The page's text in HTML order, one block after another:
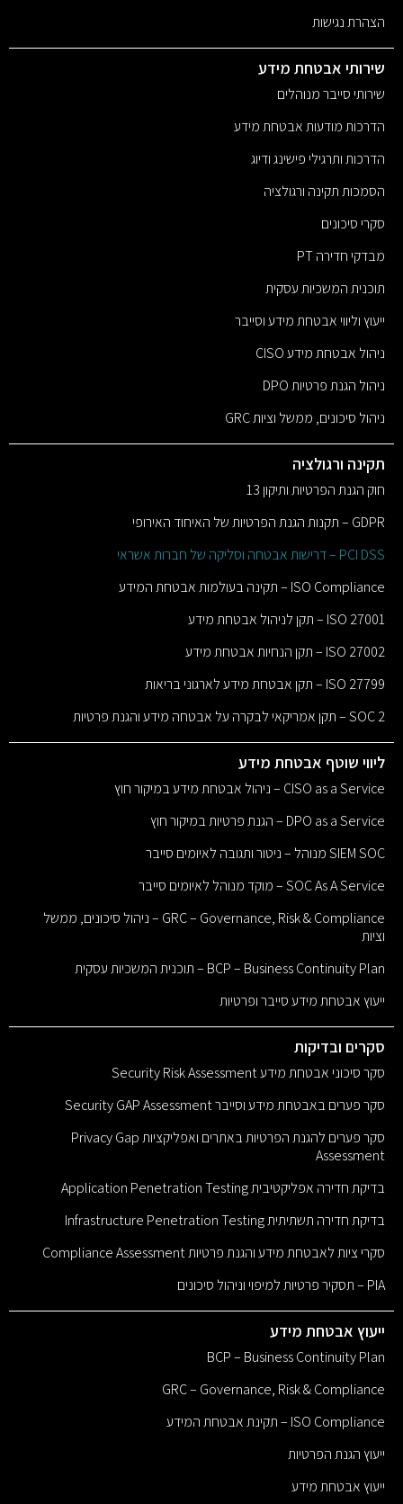
הצהרת נגישות
שירותי אבטחת מידע
שירותי סייבר מנוהלים
הדרכות מודעות אבטחת מידע
הדרכות ותרגילי פישינג ודיוג
הסמכות תקינה ורגולציה
סקרי סיכונים
מבדקי חדירה PT
תוכנית המשכיות עסקית
ייעוץ וליווי אבטחת מידע וסייבר
ניהול אבטחת מידע CISO
ניהול הגנת פרטיות DPO
ניהול סיכונים, ממשל וציות GRC
תקינה ורגולציה
חוק הגנת הפרטיות ותיקון 13
GDPR – תקנות הגנת הפרטיות של האיחוד האירופי
PCI DSS – דרישות אבטחה וסליקה של חברות אשראי
ISO Compliance – תקינה בעולמות אבטחת המידע
ISO 27001 – תקן לניהול אבטחת מידע
ISO 27002 – תקן הנחיות אבטחת מידע
ISO 27799 – תקן אבטחת מידע לארגוני בריאות
SOC 2 – תקן אמריקאי לבקרה על אבטחה מידע והגנת פרטיות
ליווי שוטף אבטחת מידע
CISO as a Service – ניהול אבטחת מידע במיקור חוץ
DPO as a Service – הגנת פרטיות במיקור חוץ
SIEM SOC מנוהל – ניטור ותגובה לאיומים סייבר
SOC As A Service – מוקד מנוהל לאיומים סייבר
GRC – Governance, Risk & Compliance – ניהול סיכונים, ממשל
וציות
BCP – Business Continuity Plan – תוכנית המשכיות עסקית
ייעוץ אבטחת מידע סייבר ופרטיות
סקרים ובדיקות
סקר סיכוני אבטחת מידע Security Risk Assessment
סקר פערים באבטחת מידע וסייבר Security GAP Assessment
סקר פערים להגנת הפרטיות באתרים ואפליקציות Privacy Gap
Assessment
בדיקת חדירה אפליקטיבית Application Penetration Testing
בדיקת חדירה תשתיתית Infrastructure Penetration Testing
סקרי ציות לאבטחת מידע והגנת פרטיות Compliance Assessment
PIA – תסקיר פרטיות למיפוי וניהול סיכונים
ייעוץ אבטחת מידע
BCP – Business Continuity Plan
GRC – Governance, Risk & Compliance
ISO Compliance – תקינת אבטחת המידע
ייעוץ הגנת הפרטיות
ייעוץ אבטחת מידע